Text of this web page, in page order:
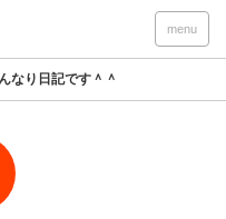
menu
なり日記です＾＾